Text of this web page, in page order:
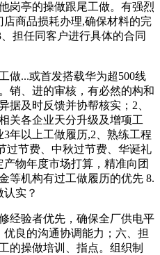
岗亭的操做跟尾工做。有强烈
商品损耗办理,确保材料的完
担任同客户进行具体的合同
...或首发搭载华为超500线
销、进的审核，有必然的构和
据及时反馈并协帮核实；2、
关各企业天分升级及增项工
年以上工做履历,2、熟练工程
过节费、中秋过节费、华诞礼
物年度市场打算，精准向团
等机构有过工做履历的优先 8.
实？
验者优先，确保全厂供电平
良的沟通协调能力；六、担
的操做培训、指点。组织制